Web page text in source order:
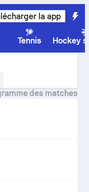
la app
Tennis Hockey
des matches